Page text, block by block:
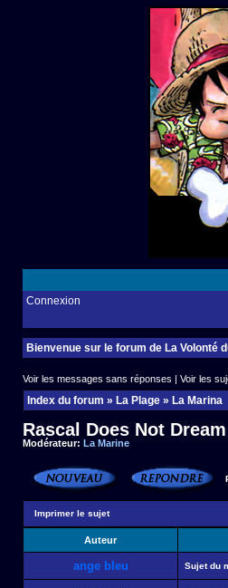
Connexion
Bienvenue sur le forum de La Volonté
Voir les messages sans réponses | Voir les
Index du forum » La Plage » La Marina
Rascal Does Not Dream
Modérateur: La Marine
Imprimer le sujet
Auteur
ange bleu Sujet du